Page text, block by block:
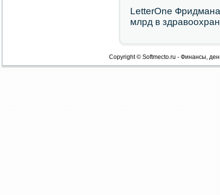
LetterOne
млрд в
Copyright © Softmecto.ru - Финансы,